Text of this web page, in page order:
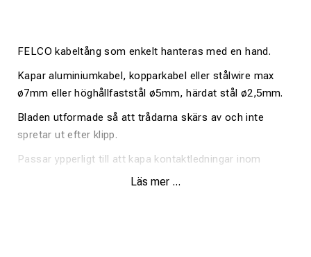
FELCO kabeltång som enkelt hanteras med en hand.
Kapar aluminiumkabel, kopparkabel eller stålwire max
ø7mm eller höghållfaststål ø5mm, härdat stål ø2,5mm.
Bladen utformade så att trådarna skärs av och inte
spretar ut efter klipp.
Passar ypperligt till att kapa kontaktledningar inom
Läs mer ...